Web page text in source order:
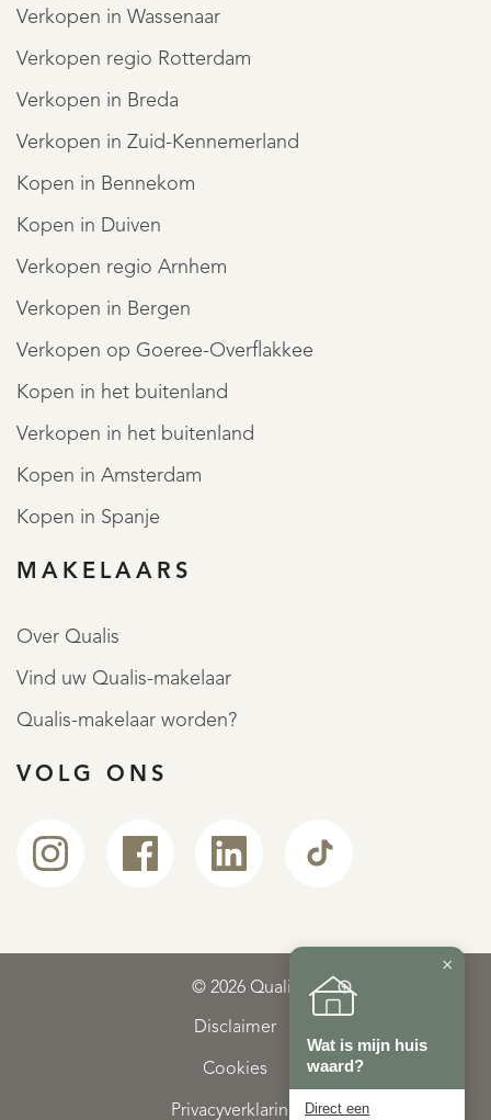
Verkopen in Wassenaar
Verkopen regio Rotterdam
Verkopen in Breda
Verkopen in Zuid-Kennemerland
Kopen in Bennekom
Kopen in Duiven
Verkopen regio Arnhem
Verkopen in Bergen
Verkopen op Goeree-Overflakkee
Kopen in het buitenland
Verkopen in het buitenland
Kopen in Amsterdam
Kopen in Spanje
MAKELAARS
Over Qualis
Vind uw Qualis-makelaar
Qualis-makelaar worden?
VOLG ONS
© 2026 Qualis
Disclaimer
Cookies
Privacyverklaring
×
Wat is mijn huis
waard?
Direct een